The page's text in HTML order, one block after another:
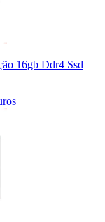
16gb Ddr4 Ssd